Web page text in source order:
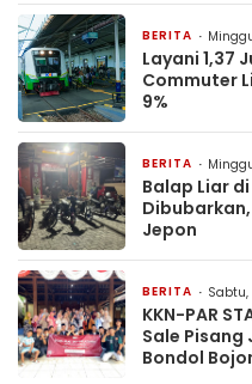
BERITA
Layani 1,37
Commuter
9%
BERITA
Balap Liar
Jepon
BERITA
KKN-PAR
Sale Pisang
Bondol